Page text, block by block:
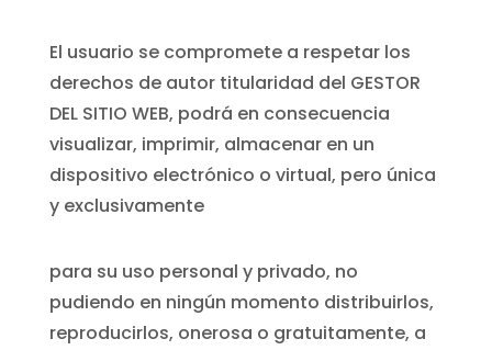
El usuario se compromete a respetar los
derechos de autor titularidad del GESTOR
DEL SITIO WEB, podrá en consecuencia
visualizar, imprimir, almacenar en un
dispositivo electrónico o virtual, pero única
y exclusivamente
para su uso personal y privado, no
pudiendo en ningún momento distribuirlos,
reproducirlos, onerosa o gratuitamente, a